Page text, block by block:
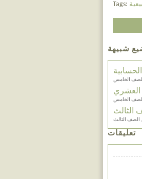
Tags:
شبيهة
للصف الخامس
العشري
الصف الخامس
الثالث
الصف الثالث
تعليقات